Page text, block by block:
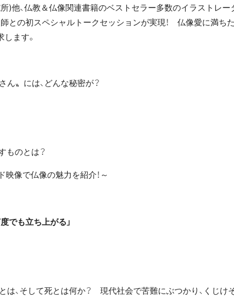
所)他、仏教＆仏像関連書籍のベストセラー多数のイラストレ
師との初スペシャルトークセッションが実現！ 仏像愛に満ち
ます。
〟には、どんな秘密が？
ものとは？
像で仏像の魅力を紹介！～
でも立ち上がる」
は、そして死とは何か？ 現代社会で苦難にぶつかり、くじけ